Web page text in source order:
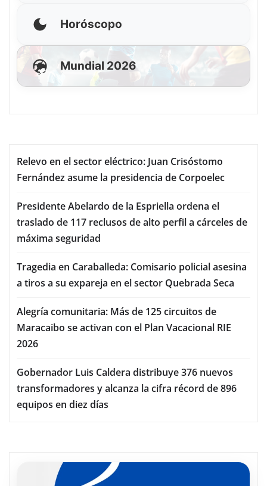
Horóscopo
Mundial 2026
Relevo en el sector eléctrico: Juan Crisóstomo
Fernández asume la presidencia de Corpoelec
Presidente Abelardo de la Espriella ordena el
traslado de 117 reclusos de alto perfil a cárceles de
máxima seguridad
Tragedia en Caraballeda: Comisario policial asesina
a tiros a su expareja en el sector Quebrada Seca
Alegría comunitaria: Más de 125 circuitos de
Maracaibo se activan con el Plan Vacacional RIE
2026
Gobernador Luis Caldera distribuye 376 nuevos
transformadores y alcanza la cifra récord de 896
equipos en diez días